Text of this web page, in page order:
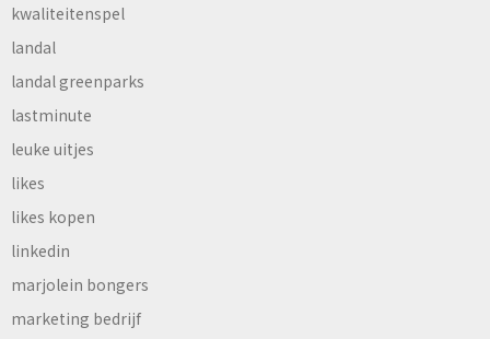
kwaliteitenspel
landal
landal greenparks
lastminute
leuke uitjes
likes
likes kopen
linkedin
marjolein bongers
marketing bedrijf